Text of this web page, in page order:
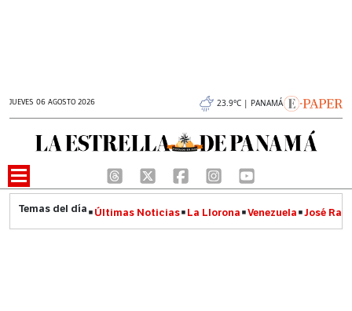
JUEVES 06 AGOSTO 2026 23.9°C | PANAMÁ
Últimas Noticias La Llorona Venezuela José